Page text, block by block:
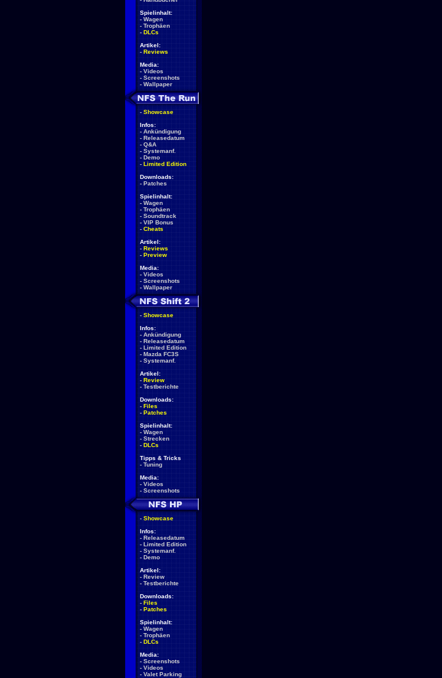
Spielinhalt:
- Wagen
- Trophäen
- DLCs
Artikel:
- Reviews
Media:
- Videos
- Screenshots
- Wallpaper
- Showcase
Infos:
- Ankündigung
- Releasedatum
- Q&A
- Systemanf.
- Demo
- Limited Edition
Downloads:
- Patches
Spielinhalt:
- Wagen
- Trophäen
- Soundtrack
- VIP Bonus
- Cheats
Artikel:
- Reviews
- Preview
Media:
- Videos
- Screenshots
- Wallpaper
- Showcase
Infos:
- Ankündigung
- Releasedatum
- Limited Edition
- Mazda FC3S
- Systemanf.
Artikel:
- Review
- Testberichte
Downloads:
- Files
- Patches
Spielinhalt:
- Wagen
- Strecken
- DLCs
Tipps & Tricks
- Tuning
Media:
- Videos
- Screenshots
- Showcase
Infos:
- Releasedatum
- Limited Edition
- Systemanf.
- Demo
Artikel:
- Review
- Testberichte
Downloads:
- Files
- Patches
Spielinhalt:
- Wagen
- Trophäen
- DLCs
Media:
- Screenshots
- Videos
- Valet Parking